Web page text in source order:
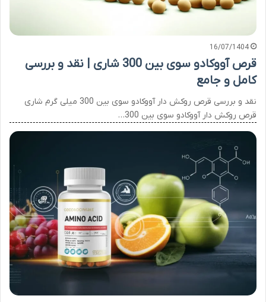
16/07/1404
قرص آووکادو سوی بین 300 شاری | نقد و بررسی
کامل و جامع
نقد و بررسی قرص روکش دار آووکادو سوی بین 300 میلی گرم شاری
قرص روکش دار آووکادو سوی بین 300…